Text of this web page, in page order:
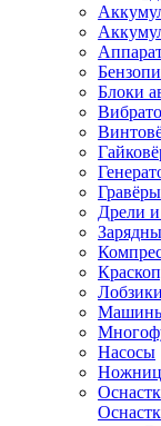
Блоки
Гравёры
Дрели
Лобзики
Машины
Насосы